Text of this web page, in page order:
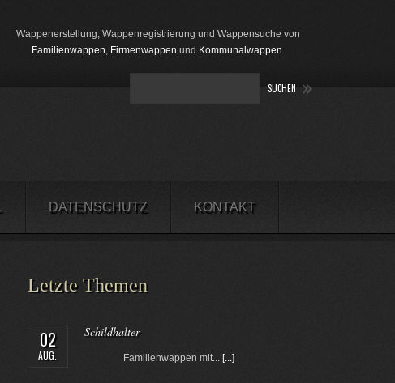
Wappenerstellung, Wappenregistrierung und Wappensuche von
Familienwappen, Firmenwappen und Kommunalwappen.
DATENSCHUTZ KONTAKT
Letzte Themen
02
AUG.
Schildhalter
Familienwappen mit... [...]